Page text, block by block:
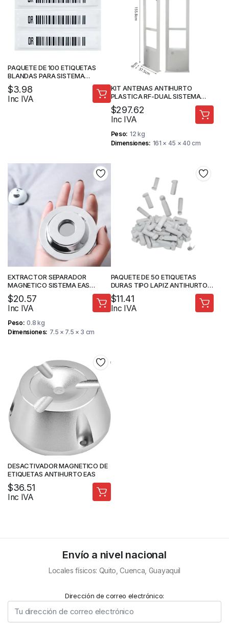
PAQUETE DE 100 ETIQUETAS
BLANDAS PARA SISTEMA
ANTIHURTO EAS AM 58KHz
$3.98
Inc IVA
KIT ANTENAS ANTIHURTO
PLASTICA RF-DUAL SISTEMA
EAS PARA SEGURIDAD DE
TIENDAS
$297.62
Inc IVA
Peso 12 kg
Dimensiones 161 × 45 × 40 cm
EXTRACTOR SEPARADOR
MAGNETICO SISTEMA EAS
DESACTIVADOR
$20.57
Inc IVA
Peso 0.8 kg
Dimensiones 7.5 × 7.5 × 3 cm
PAQUETE DE 50 ETIQUETAS
DURAS TIPO LAPIZ ANTIHURTO
DE 58Hz EAS
$11.41
Inc IVA
DESACTIVADOR MAGNETICO DE
ETIQUETAS ANTIHURTO EAS
$36.51
Inc IVA
Envío a nivel nacional
Locales físicos: Quito, Cuenca, Guayaquil
Dirección de correo electrónico: